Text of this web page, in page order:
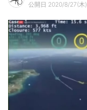
公開日 2020/8/27(木)